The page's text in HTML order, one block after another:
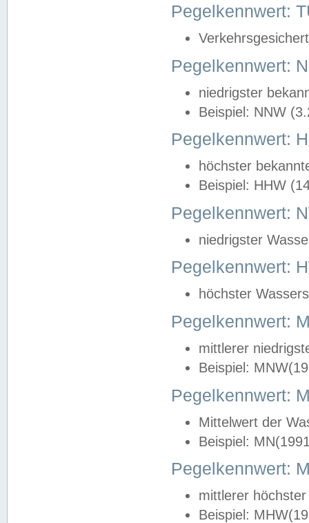
Pegelkennwert:
Pegelkennwert:
niedrigster
Beispiel: NNW
Pegelkennwert:
höchster
Beispiel: HHW
Pegelkennwert:
niedrigster
Pegelkennwert:
höchster
Pegelkennwert:
mittlerer
Beispiel:
Pegelkennwert:
Mittelwert der
Beispiel:
Pegelkennwert:
mittlerer
Beispiel: